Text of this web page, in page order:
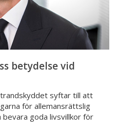
betydelse vid
syftar till att
för allemansrättslig
goda livsvillkor för